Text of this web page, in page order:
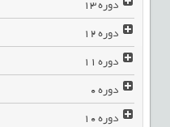
دوره12
دوره11
دوره0
دوره10